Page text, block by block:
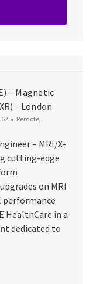
– Magnetic
- London
Ort
Remote,
– MRI/X-
cutting-edge
on MRI
performance
HealthCare in a
dedicated to
Engineer